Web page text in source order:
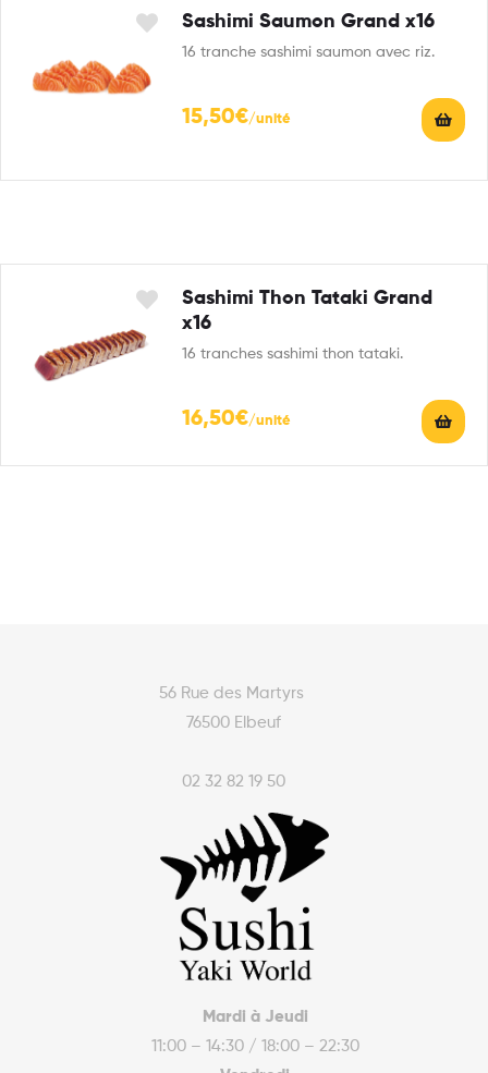
Sashimi Saumon Grand x16
16 tranche sashimi saumon avec riz.
15,50€
Sashimi Thon Tataki Grand
x16
16 tranches sashimi thon tataki.
16,50€
56 Rue des Martyrs
76500 Elbeuf
02 32 82 19 50
Mardi à Jeudi
11:00 – 14:30 / 18:00 – 22:30